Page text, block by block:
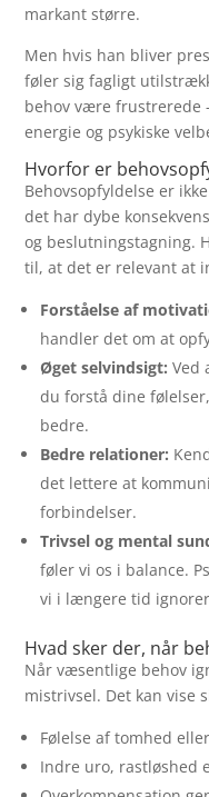
markant større.
Men hvis han bliver
føler sig fagligt
behov være frustrerede
energie og psykiske
Hvorfor er
Behovsopfyldelse er
det har dybe
og beslutningstagning.
til, at det er relevant at
Forståelse af
handler det om at
Øget selvindsigt: Ved
du forstå dine
bedre.
Bedre relationer:
det lettere at
forbindelser.
Trivsel og mental
føler vi os i balance.
vi i længere tid
Hvad sker der, når
Når væsentlige behov
mistrivsel. Det kan vise
Følelse af tomhed
Indre uro, rastløshed